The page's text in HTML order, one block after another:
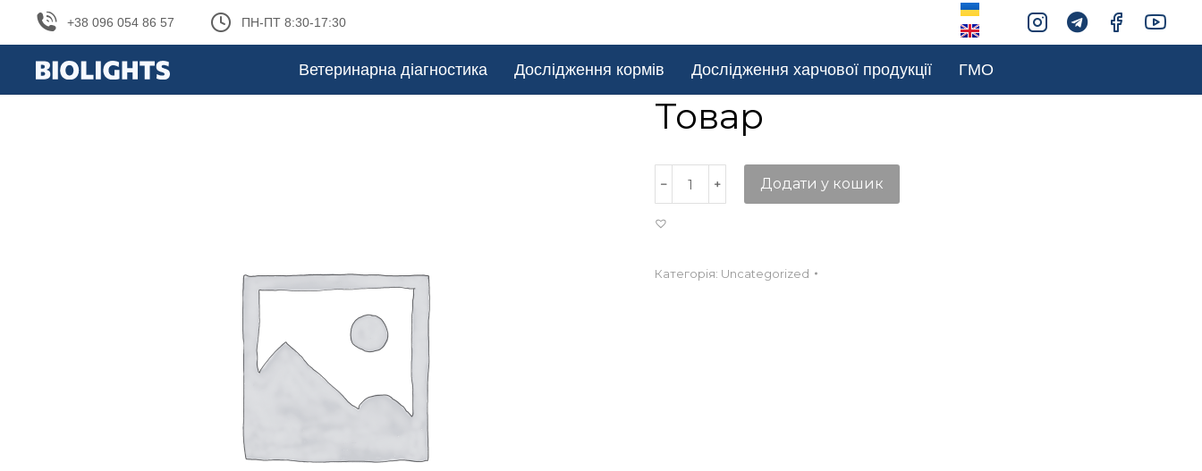
+38 096 054 86 57 ПН-ПТ 8:30-17:30
Ветеринарна діагностика Дослідження кормів Дослідження харчової продукції ГМО
Товар
Додати у кошик
Категорія: Uncategorized